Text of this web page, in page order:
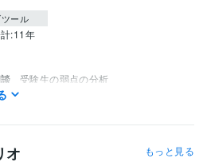
ール
:11年
受験生の弱点の分析
オ もっと見る